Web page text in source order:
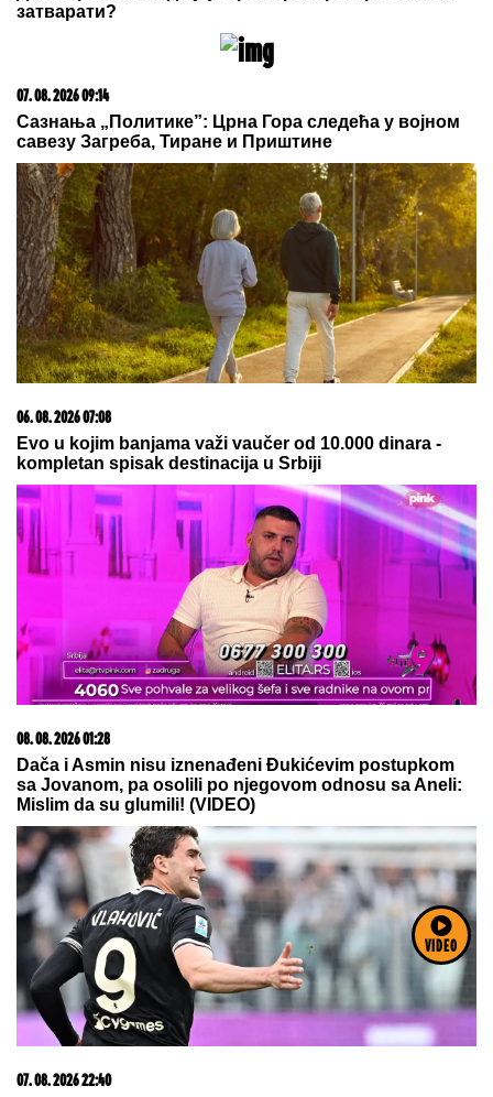
VIDEO
Letnje večeri u gradu više nisu rezervisane za vikend:
Zašto sve više ljudi bira večeru koja se spontano
07. 08. 2026 09:47
Čiji hromozom određuje pol deteta? XX rađa se
07. 08. 2026 19:43
Да ли гром може да уђе кроз прозор и треба ли их
07. 08. 2026 09:14
Сазнања „Политике”: Црна Гора следећа у војном
савезу Загреба, Тиране и Приштине